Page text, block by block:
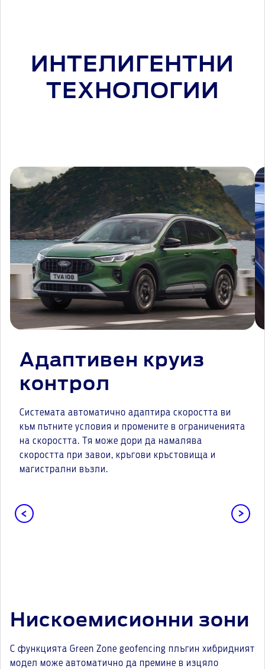
ИНТЕЛИГЕНТНИ
ТЕХНОЛОГИИ
Адаптивен круиз
контрол
Системата автоматично адаптира скоростта ви
към пътните условия и промените в ограниченията
на скоростта. Тя може дори да намалява
скоростта при завои, кръгови кръстовища и
магистрални възли.
Нискоемисионни зони
С функцията Green Zone geofencing плъгин хибридният
модел може автоматично да премине в изцяло